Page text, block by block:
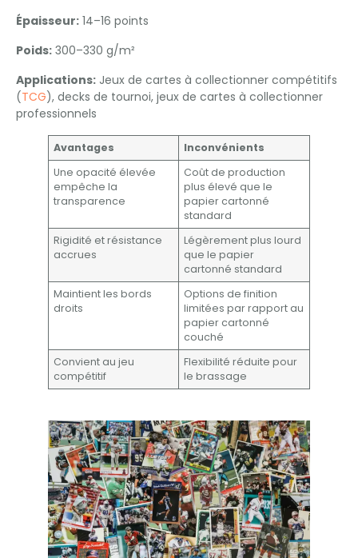
Épaisseur: 14–16 points
Poids: 300–330 g/m²
Applications: Jeux de cartes à collectionner compétitifs
(TCG), decks de tournoi, jeux de cartes à collectionner
professionnels
Avantages
Inconvénients
Une opacité élevée
empêche la
transparence
Coût de production
plus élevé que le
papier cartonné
standard
Rigidité et résistance
accrues
Légèrement plus lourd
que le papier
cartonné standard
Maintient les bords
droits
Options de finition
limitées par rapport au
papier cartonné
couché
Convient au jeu
compétitif
Flexibilité réduite pour
le brassage